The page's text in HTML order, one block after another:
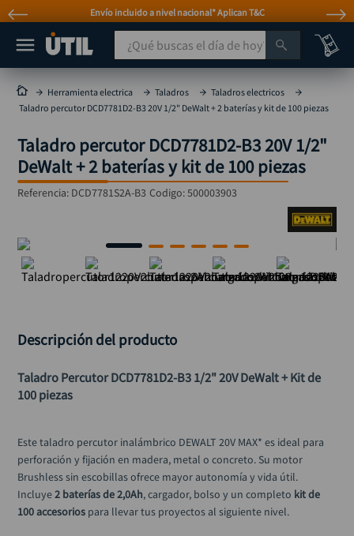
Envío incluido a nivel nacional* Aplican T&C
¿Qué buscas el día de hoy?
Herramienta electrica Taladros
Taladros electricos
Taladro percutor DCD7781D2-B3 20V 1/2" DeWalt + 2 baterías y kit de 100 piezas
Taladro percutor DCD7781D2-B3 20V 1/2"
DeWalt + 2 baterías y kit de 100 piezas
Referencia: DCD7781S2A-B3 Codigo:500003903
Descripción del producto
Taladro Percutor DCD7781D2-B3 1/2" 20V DeWalt + Kit de
100 piezas
Este taladro percutor inalámbrico DEWALT 20V MAX* es ideal para
perforación y fijación en madera, metal o concreto. Su motor
Brushless sin escobillas ofrece mayor autonomía y vida útil.
Incluye 2 baterías de 2,0Ah, cargador, bolso y un completo kit de
100 accesorios para llevar tus proyectos al siguiente nivel.
MÁS BUSCADOS
taladro
taladros pulidoras
compresor
llave
ruteadora
sierra circular
hidrolavadora